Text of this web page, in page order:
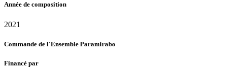
Année de composition
2021
Commande de l'Ensemble Paramirabo
Financé par